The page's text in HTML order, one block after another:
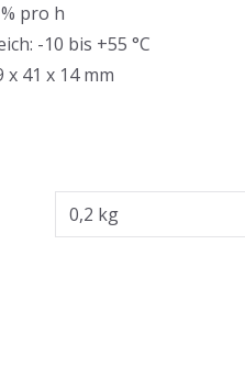
pro h
-10 bis +55 °C
x 41 x 14 mm
0,2 kg